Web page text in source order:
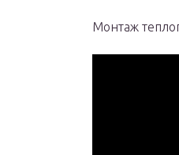
Монтаж